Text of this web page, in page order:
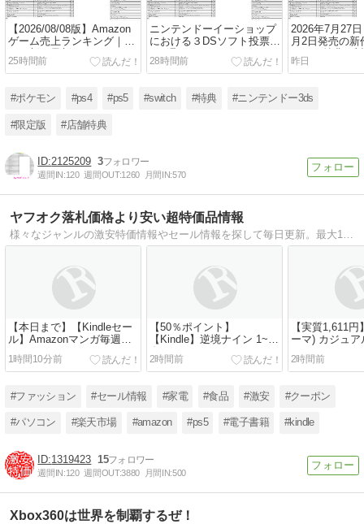
【2026/08/08版】Amazon
ゲーム売上ランキング｜毎
日更新の最新データ
25時間前
ニンテンドーイーショップ
における３DSソフト投票数
688週目
28時間前
2026年7月27
月2日発売の新
とめ｜特典・
約情報を完全
昨日
#ポケモン #ps4 #ps5 #switch #特典 #ニンテンドー3ds
#限定版 #店舗特典
2125209 3
週間IN:120 週間OUT:1260 月間IN:570
ヤフオク落札価格より安い超特価品情報
様々なジャンルの激安特価情報やセール情報を探して毎日更新。最大100％ポイント還元、低価格のKindle本まとめ記事やAmazonマケプレ非公開クーポン情報なども。
【本日まで】【Kindleセー
ル】Amazonマンガ毎週末
セール アツいスポーツマン
ガ 50％ポイント還元
1時間10分前
【50％ポイント】
【Kindle】逆境ナイン 1~6
2時間前
【実質1,611
ーマ) カジュア
LOGO LAB
ィック Tシャ
2時間前
#ファッション #セール情報 #家電 #食品 #激安 #クーポン
#パソコン #楽天市場 #amazon #ps5 #電子書籍 #kindle
1319423 15
週間IN:120 週間OUT:3880 月間IN:500
Xbox360は世界を制覇するぜ！